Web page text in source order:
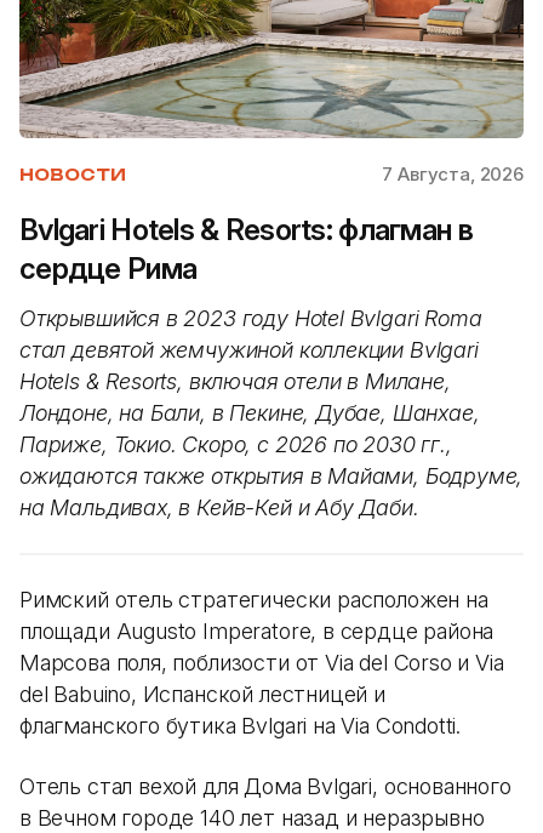
НОВОСТИ 7 Августа, 2026
Bvlgari Hotels & Resorts: флагман в
сердце Рима
Открывшийся в 2023 году Hotel Bvlgari Roma
стал девятой жемчужиной коллекции Bvlgari
Hotels & Resorts, включая отели в Милане,
Лондоне, на Бали, в Пекине, Дубае, Шанхае,
Париже, Токио. Скоро, с 2026 по 2030 гг.,
ожидаются также открытия в Майами, Бодруме,
на Мальдивах, в Кейв-Кей и Абу Даби.
Римский отель стратегически расположен на
площади Augusto Imperatore, в сердце района
Марсова поля, поблизости от Via del Corso и Via
del Babuino, Испанской лестницей и
флагманского бутика Bvlgari на Via Condotti.
Отель стал вехой для Дома Bvlgari, основанного
в Вечном городе 140 лет назад и неразрывно